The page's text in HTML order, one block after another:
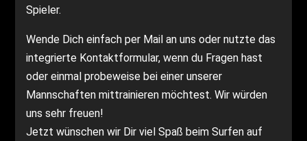
Spieler.
Wende Dich einfach per Mail an uns oder nutzte das
integrierte Kontaktformular, wenn du Fragen hast
oder einmal probeweise bei einer unserer
Mannschaften mittrainieren möchtest. Wir würden
uns sehr freuen!
Jetzt wünschen wir Dir viel Spaß beim Surfen auf